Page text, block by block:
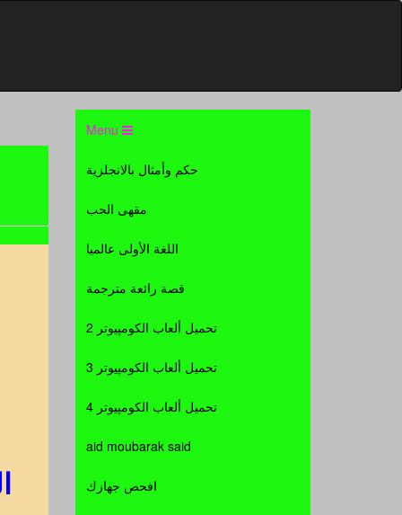
حكم وأمثال بالانجلزية
مقهى الحب
اللغة الأولى عالميا
قصة رائعة مترجمة
تحميل ألعاب الكومپيوتر 2
تحميل ألعاب الكومپيوتر 3
تحميل ألعاب الكومپيوتر 4
aid moubarak said
افحص جهازك